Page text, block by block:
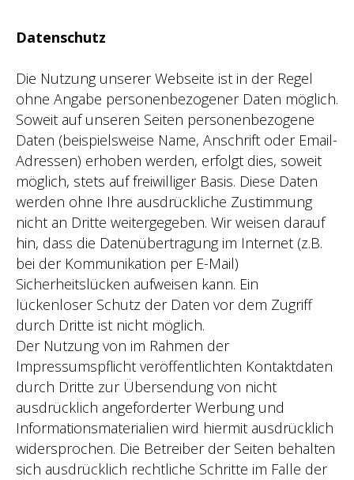
Datenschutz
Die Nutzung unserer Webseite ist in der Regel
ohne Angabe personenbezogener Daten möglich.
Soweit auf unseren Seiten personenbezogene
Daten (beispielsweise Name, Anschrift oder Email-
Adressen) erhoben werden, erfolgt dies, soweit
möglich, stets auf freiwilliger Basis. Diese Daten
werden ohne Ihre ausdrückliche Zustimmung
nicht an Dritte weitergegeben. Wir weisen darauf
hin, dass die Datenübertragung im Internet (z.B.
bei der Kommunikation per E-Mail)
Sicherheitslücken aufweisen kann. Ein
lückenloser Schutz der Daten vor dem Zugriff
durch Dritte ist nicht möglich.
Der Nutzung von im Rahmen der
Impressumspflicht veröffentlichten Kontaktdaten
durch Dritte zur Übersendung von nicht
ausdrücklich angeforderter Werbung und
Informationsmaterialien wird hiermit ausdrücklich
widersprochen. Die Betreiber der Seiten behalten
sich ausdrücklich rechtliche Schritte im Falle der